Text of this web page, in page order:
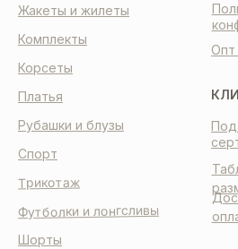
Корсеты
Платья
Комплекты
Шорты
Спорт
Рубашки и блузы
Жакеты и жилеты
Трикотаж
Футболки и лонгсливы